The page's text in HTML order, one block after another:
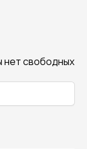
нет свободных